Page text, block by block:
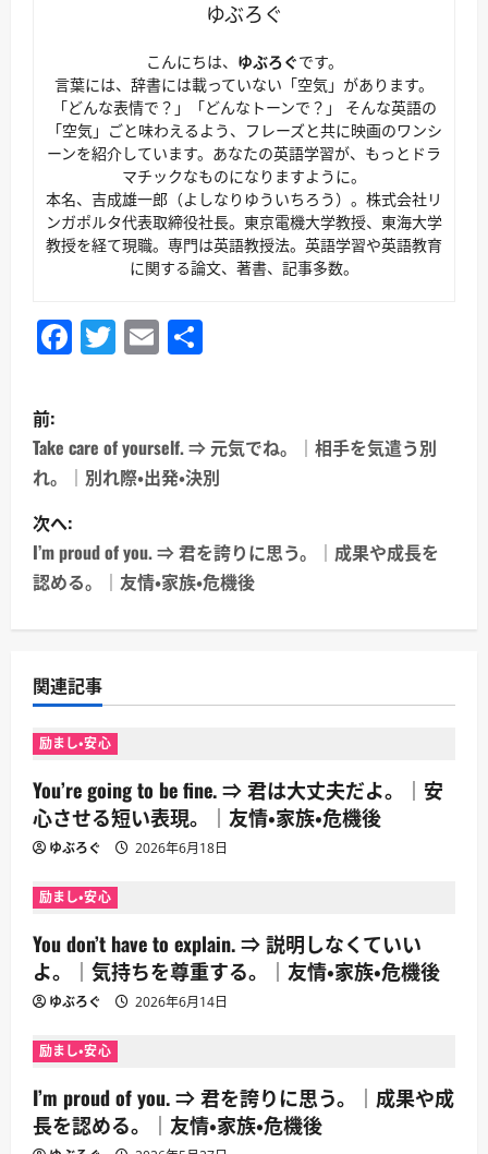
ゆぶろぐ
こんにちは、 ゆぶろぐです。
言葉には、辞書には載っていない「空気」があります。
「どんな表情で？」「どんなトーンで？」 そんな英語の
「空気」ごと味わえるよう、フレーズと共に映画のワンシ
ーンを紹介しています。あなたの英語学習が、もっとドラ
マチックなものになりますように。
本名、吉成雄一郎（よしなりゆういちろう）。株式会社リ
ンガポルタ代表取締役社長。東京電機大学教授、東海大学
教授を経て現職。専門は英語教授法。英語学習や英語教育
に関する論文、著書、記事多数。
Facebook
Twitter
Email
投
稿
ナ
ビ
ゲ
ー
シ
ョ
ン
前:
Take care of yourself. ⇒ 元気でね。｜相手を気遣う別
れ。｜別れ際・出発・決別
次へ:
I’m proud of you. ⇒ 君を誇りに思う。｜成果や成長を
認める。｜友情・家族・危機後
関連記事
励まし・安心
You’re going to be fine. ⇒ 君は大丈夫だよ。｜安
心させる短い表現。｜友情・家族・危機後
ゆぶろぐ 2026年6月18日
励まし・安心
You don’t have to explain. ⇒ 説明しなくていい
よ。｜気持ちを尊重する。｜友情・家族・危機後
ゆぶろぐ 2026年6月14日
励まし・安心
I’m proud of you. ⇒ 君を誇りに思う。｜成果や成
長を認める。｜友情・家族・危機後